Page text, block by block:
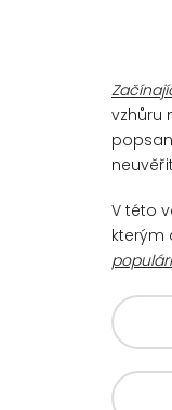
vzhůru
V této
kterým